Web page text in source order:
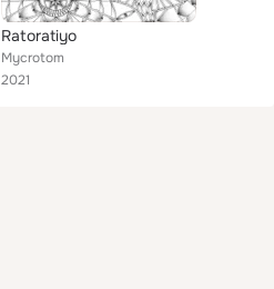
Ratoratiyo
Mycrotom
2021